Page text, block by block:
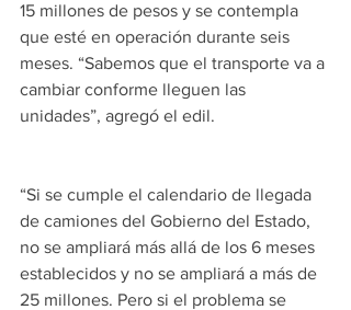
15 millones de pesos y se contempla
que esté en operación durante seis
meses. “Sabemos que el transporte va a
cambiar conforme lleguen las
unidades”, agregó el edil.
“Si se cumple el calendario de llegada
de camiones del Gobierno del Estado,
no se ampliará más allá de los 6 meses
establecidos y no se ampliará a más de
25 millones. Pero si el problema se